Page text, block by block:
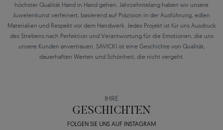
höchster Qualität Hand in Hand gehen. Jahrzehntelang haben wir unsere
Juwelenkunst verfeinert, basierend auf Präzision in der Ausführung, edlen
Materialien und Respekt vor dem Handwerk. Jedes Projekt ist für uns Ausdruck
des Strebens nach Perfektion und Verantwortung für die Emotionen, die uns
unsere Kunden anvertrauen. SAVICKI ist eine Geschichte von Qualität,
dauerhaften Werten und Schönheit, die nicht vergeht.
IHRE
GESCHICHTEN
FOLGEN SIE UNS AUF INSTAGRAM